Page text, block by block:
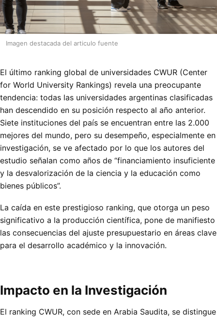
Imagen destacada del articulo fuente
El último ranking global de universidades CWUR (Center
for World University Rankings) revela una preocupante
tendencia: todas las universidades argentinas clasificadas
han descendido en su posición respecto al año anterior.
Siete instituciones del país se encuentran entre las 2.000
mejores del mundo, pero su desempeño, especialmente en
investigación, se ve afectado por lo que los autores del
estudio señalan como años de “financiamiento insuficiente
y la desvalorización de la ciencia y la educación como
bienes públicos”.
La caída en este prestigioso ranking, que otorga un peso
significativo a la producción científica, pone de manifiesto
las consecuencias del ajuste presupuestario en áreas clave
para el desarrollo académico y la innovación.
Impacto en la Investigación
El ranking CWUR, con sede en Arabia Saudita, se distingue